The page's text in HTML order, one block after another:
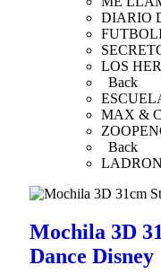
DIARIO
LOS
Back
MAX &
Back
Mochila 3D
Dance Disney